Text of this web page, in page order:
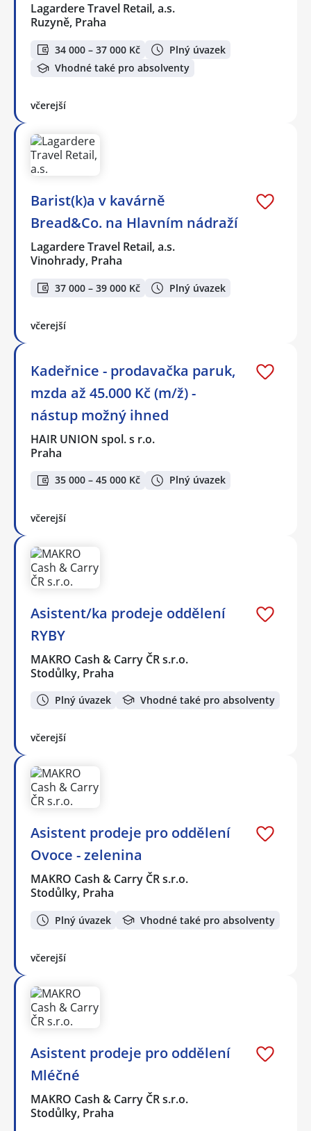
Lagardere Travel Retail, a.s.
Ruzyně, Praha
34 000 – 37 000 Kč
Plný úvazek
Vhodné také pro absolventy
včerejší
Barist(k)a v kavárně
Bread&Co. na Hlavním nádraží
Lagardere Travel Retail, a.s.
Vinohrady, Praha
37 000 – 39 000 Kč Plný úvazek
včerejší
Kadeřnice - prodavačka paruk,
mzda až 45.000 Kč (m/ž) -
nástup možný ihned
HAIR UNION spol. s r.o.
Praha
35 000 – 45 000 Kč Plný úvazek
včerejší
Asistent/ka prodeje oddělení
RYBY
MAKRO Cash & Carry ČR s.r.o.
Stodůlky, Praha
Plný úvazek Vhodné také pro absolventy
včerejší
Asistent prodeje pro oddělení
Ovoce - zelenina
MAKRO Cash & Carry ČR s.r.o.
Stodůlky, Praha
Plný úvazek Vhodné také pro absolventy
včerejší
Asistent prodeje pro oddělení
Mléčné
MAKRO Cash & Carry ČR s.r.o.
Stodůlky, Praha